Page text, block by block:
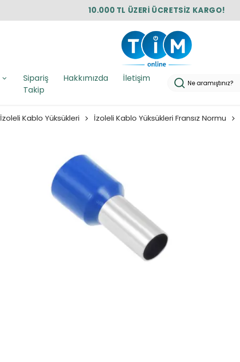
10.000 TL ÜZERİ ÜCRETSİZ KARGO!
Sipariş
Takip
Hakkımızda İletişim
İzoleli Kablo Yüksükleri İzoleli Kablo Yüksükleri Fransız Normu